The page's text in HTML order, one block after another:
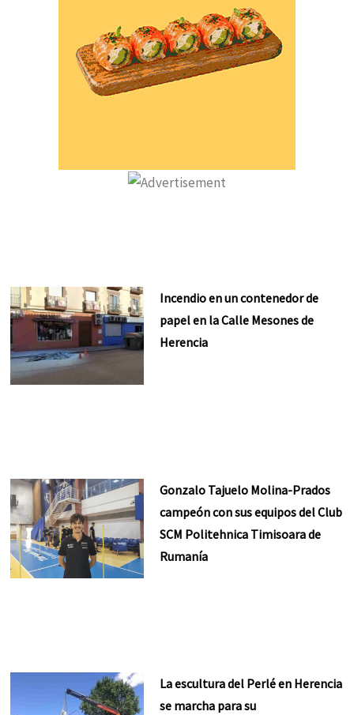
Incendio en un contenedor de
papel en la Calle Mesones de
Herencia
Gonzalo Tajuelo Molina-Prados
campeón con sus equipos del Club
SCM Politehnica Timisoara de
Rumanía
La escultura del Perlé en Herencia
se marcha para su